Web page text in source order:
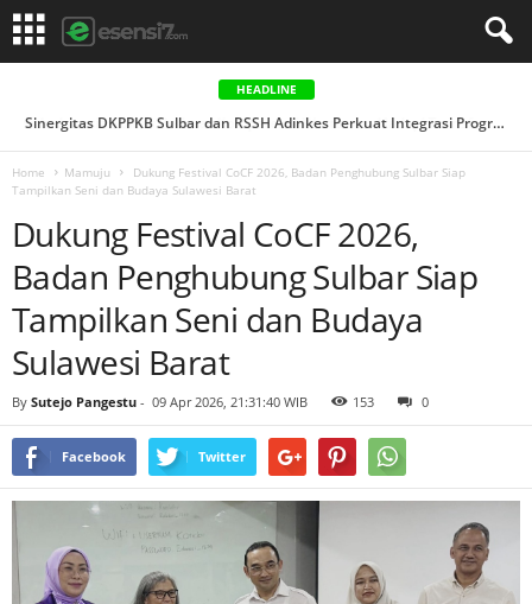
HEADLINE
Sinergitas DKPPKB Sulbar dan RSSH Adinkes Perkuat Integrasi Program AIDS, Tuberkulosis & Malaria di ...
Home Mamuju
Dukung Festival CoCF 2026, Badan Penghubung Sulbar Siap
Tampilkan Seni dan Budaya Sulawesi Barat
Dukung Festival CoCF 2026,
Badan Penghubung Sulbar Siap
Tampilkan Seni dan Budaya
Sulawesi Barat
By Sutejo Pangestu - 09 Apr 2026, 21:31:40 WIB 153 0
Facebook Twitter